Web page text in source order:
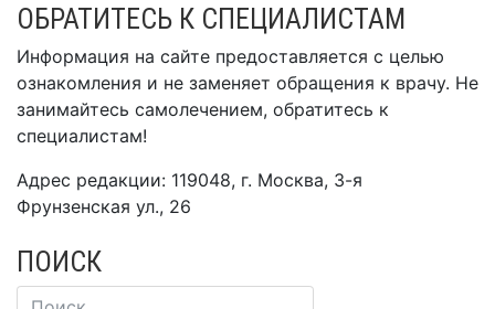
ОБРАТИТЕСЬ К СПЕЦИАЛИСТАМ
Информация на сайте предоставляется с целью
ознакомления и не заменяет обращения к врачу. Не
занимайтесь самолечением, обратитесь к
специалистам!
Адрес редакции: 119048, г. Москва, 3-я
Фрунзенская ул., 26
ПОИСК